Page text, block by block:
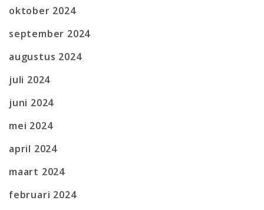
oktober 2024
september 2024
augustus 2024
juli 2024
juni 2024
mei 2024
april 2024
maart 2024
februari 2024